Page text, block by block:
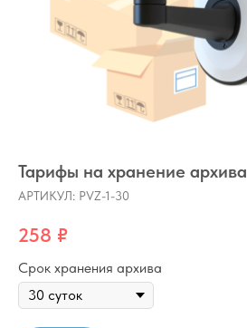
Тарифы на хранение архива
АРТИКУЛ: PVZ-1-30
258 ₽
Срок хранения архива